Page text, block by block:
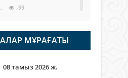
99
облысы
20
етті
МҰРАҒАТЫ
08 тамыз 2026 ж.